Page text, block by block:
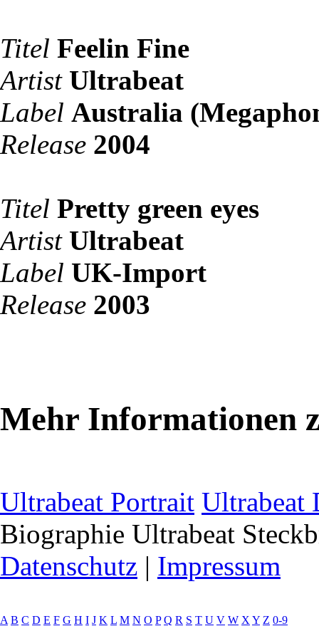
Titel Feelin Fine
Artist Ultrabeat
Label Australia
Release 2004
Titel Pretty green eyes
Artist Ultrabeat
Label UK-Import
Release 2003
Mehr Informationen
Ultrabeat Portrait Ultrabeat
Biographie Ultrabeat
Datenschutz | Impressum
A B C D E F G H I J K L M N O P Q R S T U V W X Y Z 0-9